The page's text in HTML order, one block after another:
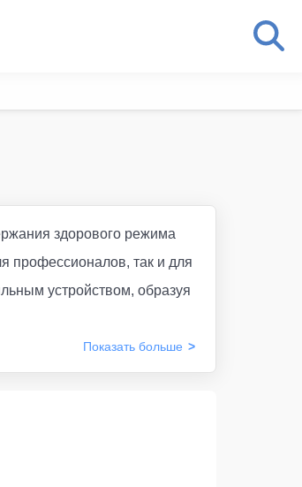
здорового режима
профессионалов, так и для
устройством, образуя
Показать больше